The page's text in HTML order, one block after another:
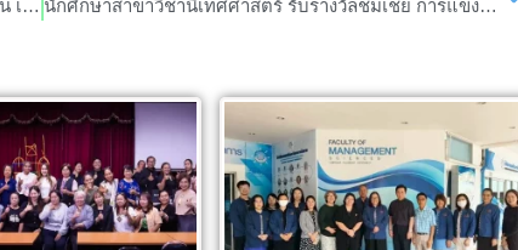
คณะวิทยาการจัดการ รับรางวัลบุคลากรที่มีผลงานดีเด่น เครือข่ายคณะวิทยาการจัดการ มหาวิทยาลัยราชภัฏภาคเหนือ นักศึกษาสาขาวิชานิเทศศาสตร์ รับรางวัลชมเชย การแข่งขัน The Storytelling Master Award ปลุกพลังเสียง เล่าเรื่องราว สร้างแรงบันดาลใจ ภายใต้แนวคิดปลูกพลัง SOFT POWER เรื่องราวของแหล่งท่องเที่ยวหรือเทศกาลที่คุณต้องฟัง